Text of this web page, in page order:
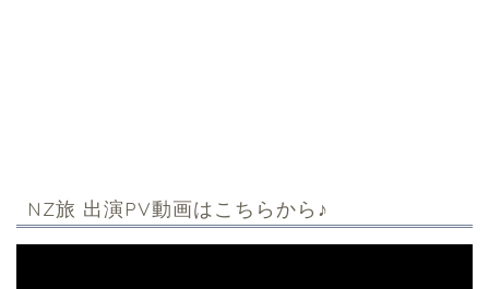
NZ旅 出演PV動画はこちらから♪